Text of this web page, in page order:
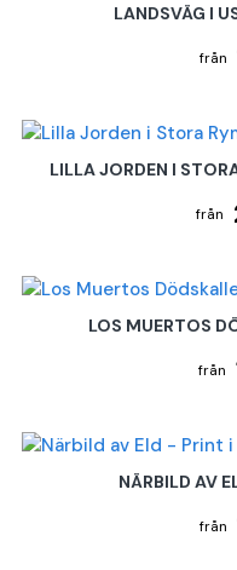
LANDSVÄG I
LILLA JORDEN I
LOS MUERTOS
NÄRBILD AV